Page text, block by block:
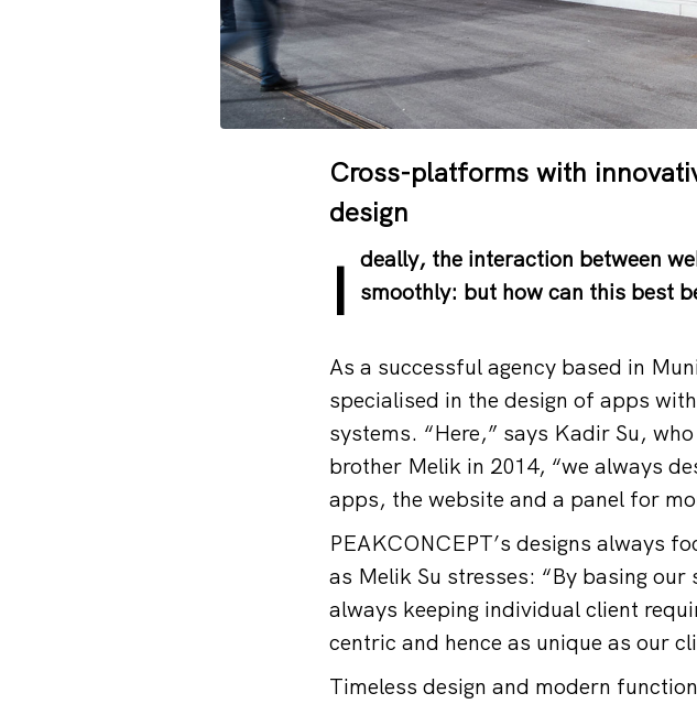
Cross-platforms with
design
I deally, the interaction between
smoothly: but how can this best
As a successful agency based in
specialised in the design of apps
systems. “Here,” says Kadir Su,
brother Melik in 2014, “we always
apps, the website and a panel for
PEAKCONCEPT’s designs always
as Melik Su stresses: “By basing
always keeping individual client
centric and hence as unique as our
Timeless design and modern